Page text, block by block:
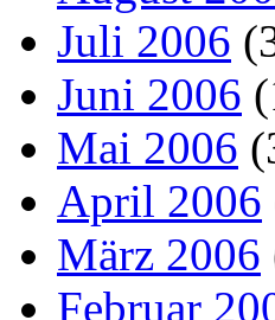
Juli 2006
Juni 2006
Mai 2006
April 2006
März 2006
Februar